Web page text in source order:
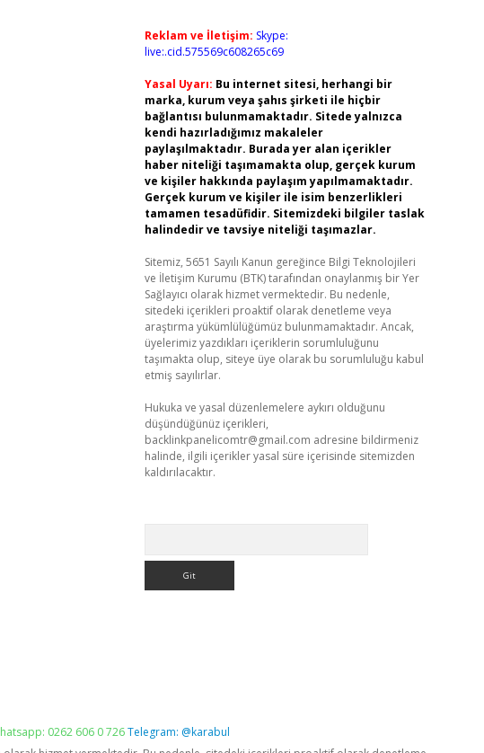
Reklam ve İletişim: Skype:
live:.cid.575569c608265c69
Yasal Uyarı: Bu internet sitesi, herhangi bir
marka, kurum veya şahıs şirketi ile hiçbir
bağlantısı bulunmamaktadır. Sitede yalnızca
kendi hazırladığımız makaleler
paylaşılmaktadır. Burada yer alan içerikler
haber niteliği taşımamakta olup, gerçek kurum
ve kişiler hakkında paylaşım yapılmamaktadır.
Gerçek kurum ve kişiler ile isim benzerlikleri
tamamen tesadüfidir. Sitemizdeki bilgiler taslak
halindedir ve tavsiye niteliği taşımazlar.
Sitemiz, 5651 Sayılı Kanun gereğince Bilgi Teknolojileri
ve İletişim Kurumu (BTK) tarafından onaylanmış bir Yer
Sağlayıcı olarak hizmet vermektedir. Bu nedenle,
sitedeki içerikleri proaktif olarak denetleme veya
araştırma yükümlülüğümüz bulunmamaktadır. Ancak,
üyelerimiz yazdıkları içeriklerin sorumluluğunu
taşımakta olup, siteye üye olarak bu sorumluluğu kabul
etmiş sayılırlar.
Hukuka ve yasal düzenlemelere aykırı olduğunu
düşündüğünüz içerikleri,
backlinkpanelicomtr@gmail.com adresine bildirmeniz
halinde, ilgili içerikler yasal süre içerisinde sitemizden
kaldırılacaktır.
0262 606 0 726Telegram: @karabul